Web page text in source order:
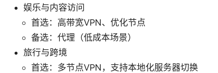
娱乐与内容访问
首选：高带宽VPN、优化节点
备选：代理（低成本场景）
旅行与跨境
首选：多节点VPN，支持本地化服务器切换